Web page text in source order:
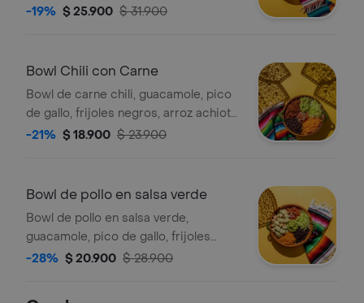
achiote y lechuga.
-19% $ 25.900 $ 31.900
Bowl Chili con Carne
Bowl de carne chili, guacamole, pico
de gallo, frijoles negros, arroz achiote,
lechuga y salsa verde.
-21% $ 18.900 $ 23.900
Bowl de pollo en salsa verde
Bowl de pollo en salsa verde,
guacamole, pico de gallo, frijoles
negros, arroz achiote y lechuga.
-28% $ 20.900 $ 28.900